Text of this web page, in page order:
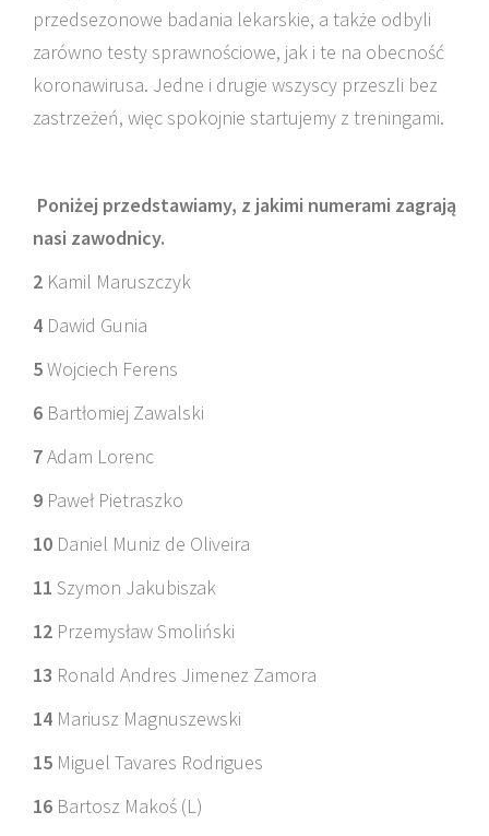
przedsezonowe badania lekarskie, a także odbyli
zarówno testy sprawnościowe, jak i te na obecność
koronawirusa. Jedne i drugie wszyscy przeszli bez
zastrzeżeń, więc spokojnie startujemy z treningami.
Poniżej przedstawiamy, z jakimi numerami zagrają
nasi zawodnicy.
2 Kamil Maruszczyk
4 Dawid Gunia
5Wojciech Ferens
6 Bartłomiej Zawalski
7Adam Lorenc
9 Paweł Pietraszko
10 Daniel Muniz de Oliveira
11 Szymon Jakubiszak
12 Przemysław Smoliński
13 Ronald Andres Jimenez Zamora
14 Mariusz Magnuszewski
15 Miguel Tavares Rodrigues
16 Bartosz Makoś (L)